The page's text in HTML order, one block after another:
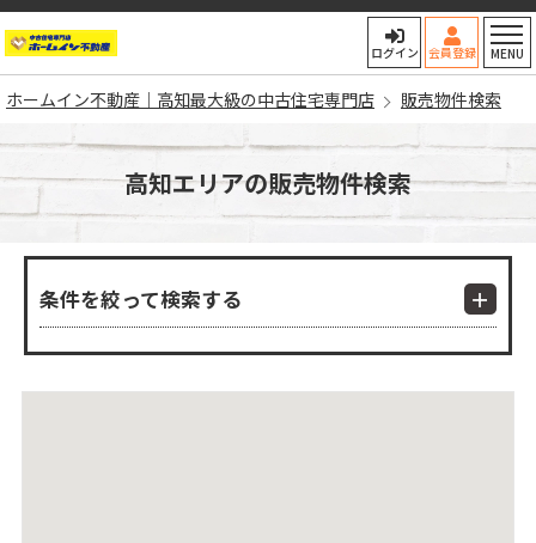
ホームイン不動産｜高知最大
ログイン 会員登録 MENU
ホームイン不動産｜高知最大級の中古住宅専門店 販売物件検索
高知エリアの販売物件検索
条件を絞って検索する